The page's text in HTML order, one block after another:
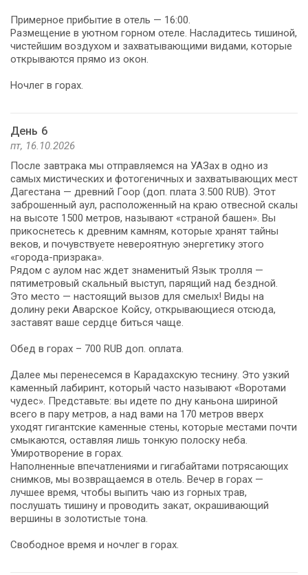
Примерное прибытие в отель — 16:00.
Размещение в уютном горном отеле. Насладитесь тишиной,
чистейшим воздухом и захватывающими видами, которые
открываются прямо из окон.
Ночлег в горах.
День 6
пт, 16.10.2026
После завтрака мы отправляемся на УАЗах в одно из
самых мистических и фотогеничных и захватывающих мест
Дагестана — древний Гоор (доп. плата 3.500 RUB). Этот
заброшенный аул, расположенный на краю отвесной скалы
на высоте 1500 метров, называют «страной башен». Вы
прикоснетесь к древним камням, которые хранят тайны
веков, и почувствуете невероятную энергетику этого
«города-призрака».
Рядом с аулом нас ждет знаменитый Язык тролля —
пятиметровый скальный выступ, парящий над бездной.
Это место — настоящий вызов для смелых! Виды на
долину реки Аварское Койсу, открывающиеся отсюда,
заставят ваше сердце биться чаще.
Обед в горах – 700 RUB доп. оплата.
Далее мы перенесемся в Карадахскую теснину. Это узкий
каменный лабиринт, который часто называют «Воротами
чудес». Представьте: вы идете по дну каньона шириной
всего в пару метров, а над вами на 170 метров вверх
уходят гигантские каменные стены, которые местами почти
смыкаются, оставляя лишь тонкую полоску неба.
Умиротворение в горах.
Наполненные впечатлениями и гигабайтами потрясающих
снимков, мы возвращаемся в отель. Вечер в горах —
лучшее время, чтобы выпить чаю из горных трав,
послушать тишину и проводить закат, окрашивающий
вершины в золотистые тона.
Свободное время и ночлег в горах.